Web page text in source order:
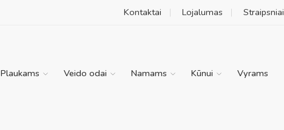
Kontaktai Lojalumas Straipsniai
Plaukams Veido odai Namams Kūnui Vyrams